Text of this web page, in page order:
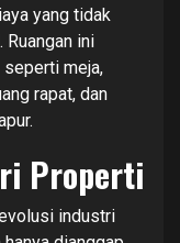
yang tidak
ini
meja,
rapat, dan
Properti
industri